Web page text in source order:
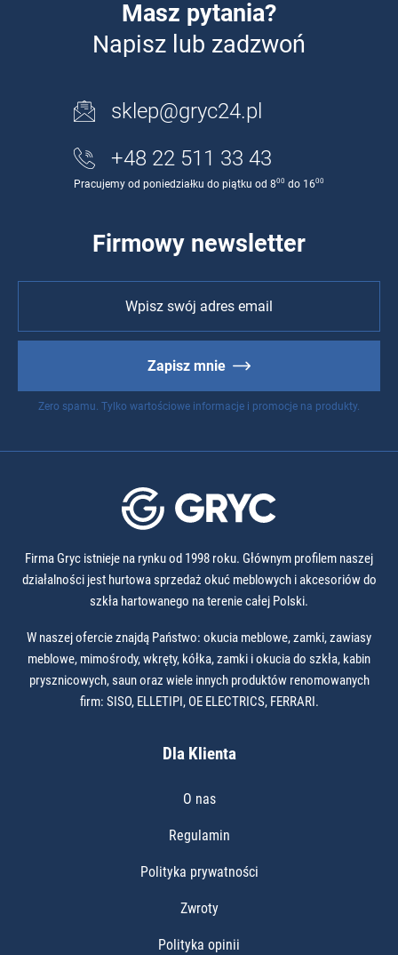
Masz pytania?
Napisz lub zadzwoń
sklep@gryc24.pl
+48 22 511 33 43
Pracujemy od poniedziałku do piątku od 800 do 1600
Firmowy newsletter
Zapisz mnie
Zero spamu. Tylko wartościowe informacje i promocje na produkty.
Firma Gryc istnieje na rynku od 1998 roku. Głównym profilem naszej
działalności jest hurtowa sprzedaż okuć meblowych i akcesoriów do
szkła hartowanego na terenie całej Polski.
W naszej ofercie znajdą Państwo: okucia meblowe, zamki, zawiasy
meblowe, mimośrody, wkręty, kółka, zamki i okucia do szkła, kabin
prysznicowych, saun oraz wiele innych produktów renomowanych
firm: SISO, ELLETIPI, OE ELECTRICS, FERRARI.
Dla Klienta
O nas
Regulamin
Polityka prywatności
Zwroty
Polityka opinii